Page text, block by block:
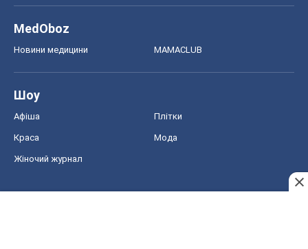
MedOboz
Новини медицини MAMACLUB
Шоу
Афіша Плітки
Краса Мода
Жіночий журнал